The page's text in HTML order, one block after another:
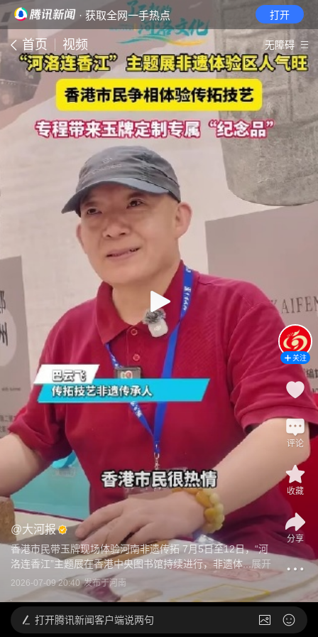
· 获取全网一手热点 打开
首页 视频 无障碍
@大河报
香港市民带玉牌现场体验河南非遗传拓 7月5日至12日，“河
洛连香江”主题展在香港中央图书馆持续进行，非遗体...展开
2026-07-09 20:40 发布于河南
关注
评论
收藏
分享
打开腾讯新闻客户端说两句